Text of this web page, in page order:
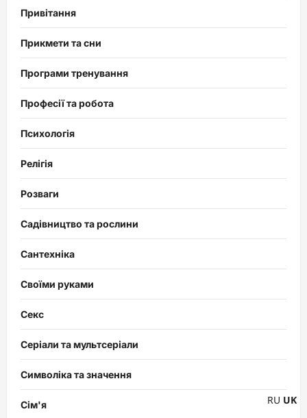
Привітання
Прикмети та сни
Програми тренування
Професії та робота
Психологія
Релігія
Розваги
Садівництво та рослини
Сантехніка
Своїми руками
Секс
Серіали та мультсеріали
Символіка та значення
Сім'я RU UK